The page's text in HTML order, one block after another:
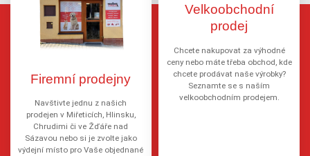
Firemní prodejny
Navštivte jednu z našich
prodejen v Miřeticích, Hlinsku,
Chrudimi či ve Žďáře nad
Sázavou nebo si je zvolte jako
výdejní místo pro Vaše objednané
Velkoobchodní
prodej
Chcete nakupovat za výhodné
ceny nebo máte třeba obchod, kde
chcete prodávat naše výrobky?
Seznamte se s naším
velkoobchodním prodejem.